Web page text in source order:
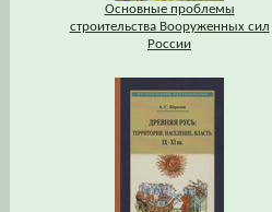
Основные проблемы
строительства Вооруженных сил
России